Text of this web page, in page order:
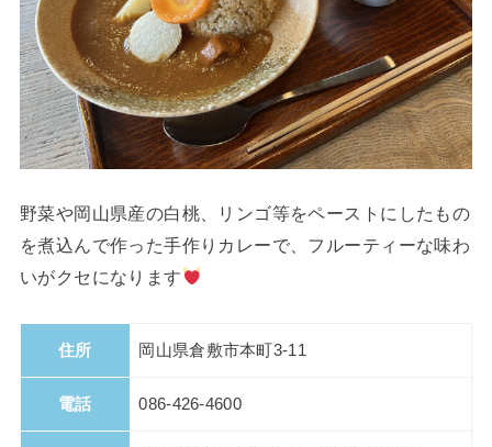
野菜や岡山県産の白桃、リンゴ等をペーストにしたもの
を煮込んで作った手作りカレーで、フルーティーな味わ
いがクセになります
住所 岡山県倉敷市本町3-11
電話 086-426-4600